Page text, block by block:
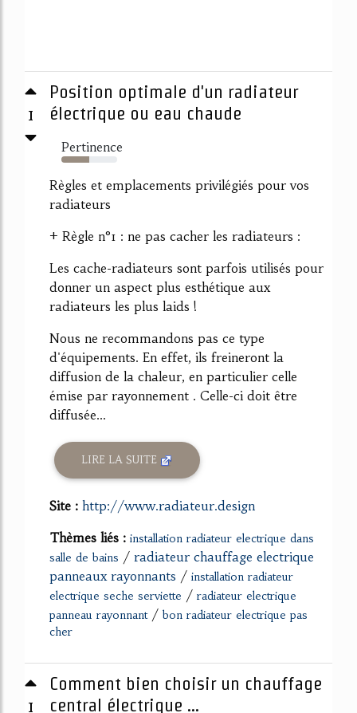
1
Position optimale d'un radiateur
électrique ou eau chaude
Pertinence
50%
Règles et emplacements privilégiés pour vos
radiateurs
+ Règle n°1 : ne pas cacher les radiateurs :
Les cache-radiateurs sont parfois utilisés pour
donner un aspect plus esthétique aux
radiateurs les plus laids !
Nous ne recommandons pas ce type
d'équipements. En effet, ils freineront la
diffusion de la chaleur, en particulier celle
émise par rayonnement . Celle-ci doit être
diffusée...
LIRE LA SUITE
Site : http://www.radiateur.design
Thèmes liés : installation radiateur electrique dans
salle de bains / radiateur chauffage electrique
panneaux rayonnants / installation radiateur
electrique seche serviette / radiateur electrique
panneau rayonnant/ bon radiateur electrique pas
cher
1
Comment bien choisir un chauffage
central électrique ...